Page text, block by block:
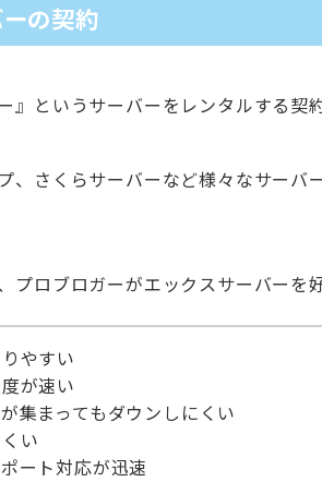
の契約
』というサーバーをレンタルする契
、さくらサーバーなど様々なサーバ
プロブロガーがエックスサーバーを
やすい
が速い
集まってもダウンしにくい
い
ート対応が迅速